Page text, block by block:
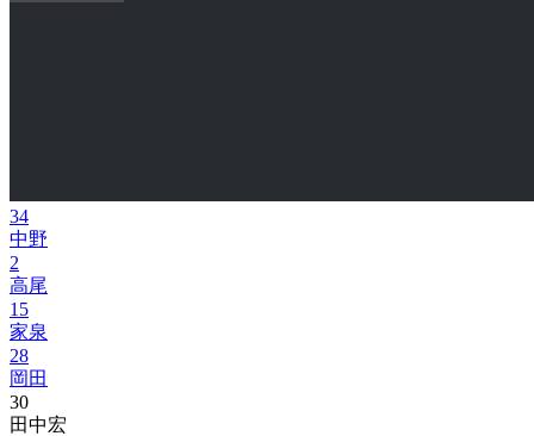
34
中野
2
高尾
15
家泉
28
岡田
30
田中宏